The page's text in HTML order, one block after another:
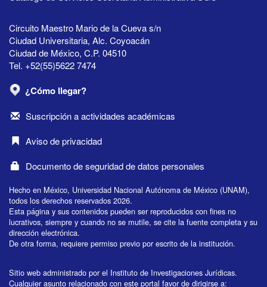
Circuito Maestro Mario de la Cueva s/n
Ciudad Universitaria, Alc. Coyoacán
Ciudad de México, C.P. 04510
Tel. +52(55)5622 7474
¿Cómo llegar?
Suscripción a actividades académicas
Aviso de privacidad
Documento de seguridad de datos personales
Hecho en México, Universidad Nacional Autónoma de México (UNAM),
todos los derechos reservados 2026.
Esta página y sus contenidos pueden ser reproducidos con fines no
lucrativos, siempre y cuando no se mutile, se cite la fuente completa y su
dirección electrónica.
De otra forma, requiere permiso previo por escrito de la institución.
Sitio web administrado por el Instituto de Investigaciones Jurídicas.
Cualquier asunto relacionado con este portal favor de dirigirse a: